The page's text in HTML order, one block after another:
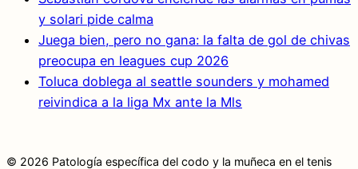
y solari pide calma
Juega bien, pero no gana: la falta de gol de chivas
preocupa en leagues cup 2026
Toluca doblega al seattle sounders y mohamed
reivindica a la liga Mx ante la Mls
© 2026 Patología específica del codo y la muñeca en el tenis